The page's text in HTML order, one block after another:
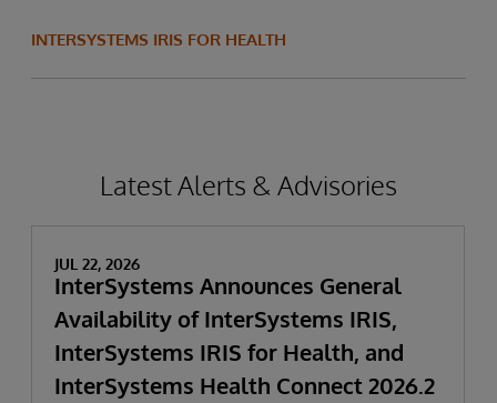
INTERSYSTEMS IRIS FOR HEALTH
Latest Alerts & Advisories
JUL 22, 2026
InterSystems Announces General
Availability of InterSystems IRIS,
InterSystems IRIS for Health, and
InterSystems Health Connect 2026.2